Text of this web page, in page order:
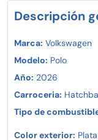
Descripción
Marca: Volkswagen
Modelo: Polo
Año: 2026
Carroceria:
Tipo de
Color exterior: Plata